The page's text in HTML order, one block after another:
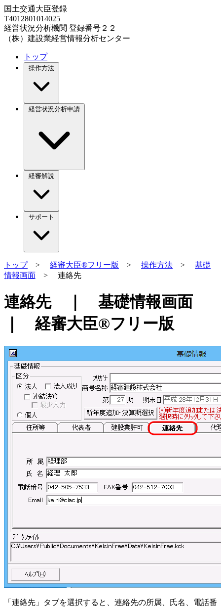
国土交通大臣登録
T4012801014025
経営状況分析機関 登録番号２２
（株）建設業経営情報分析センター
トップ
操作方法
経営状況分析申請
経審解説
サポート
トップ> 経審大臣®フリー版 > 操作方法 > 基礎
情報画面 > 連絡先
連絡先 ｜ 基礎情報画面
｜ 経審大臣®フリー版
「連絡先」タブを選択すると、連絡先の所属、氏名、電話番